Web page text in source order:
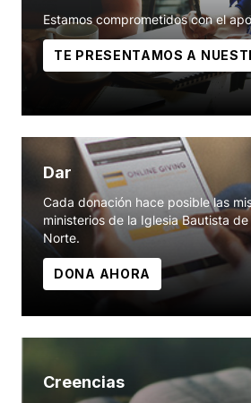
Estamos comprometidos con el
TE PRESENTAMOS A
Dar
Cada donación hace posible las
ministerios de la Iglesia Bautista
Norte.
DONA AHORA
Creencias